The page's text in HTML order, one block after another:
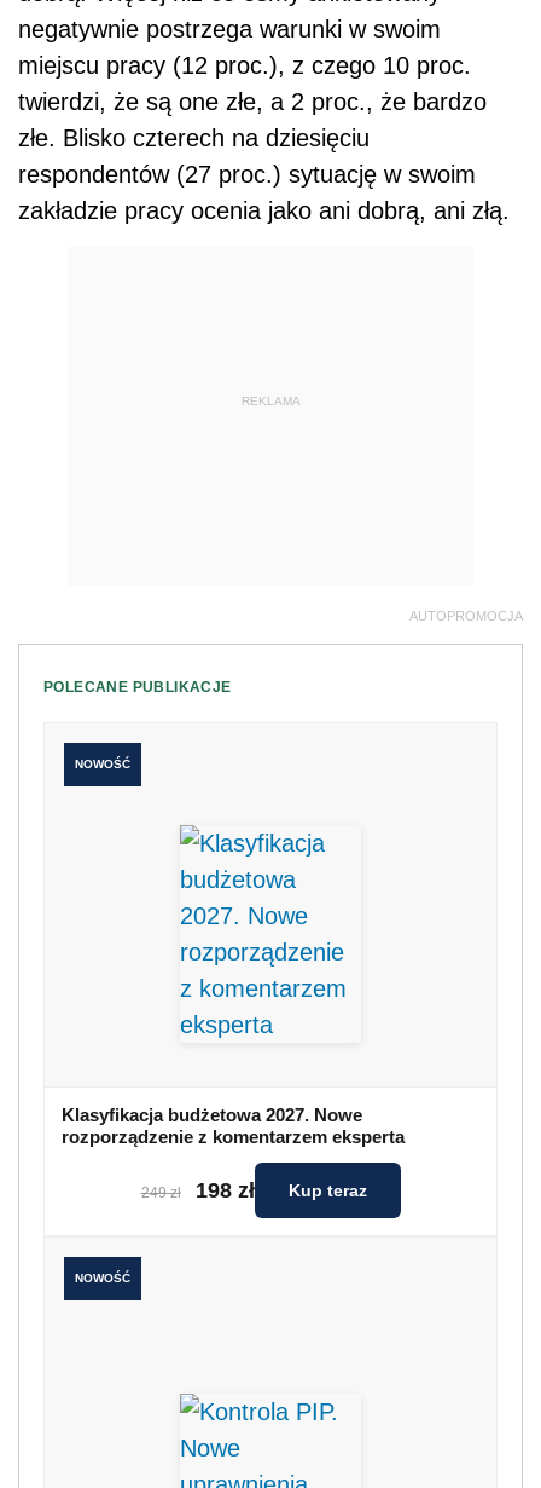
negatywnie postrzega warunki w swoim
miejscu pracy (12 proc.), z czego 10 proc.
twierdzi, że są one złe, a 2 proc., że bardzo
złe. Blisko czterech na dziesięciu
respondentów (27 proc.) sytuację w swoim
zakładzie pracy ocenia jako ani dobrą, ani złą.
REKLAMA
AUTOPROMOCJA
POLECANE PUBLIKACJE
NOWOŚĆ
Klasyfikacja budżetowa 2027. Nowe
rozporządzenie z komentarzem eksperta
249 zł 198 zł Kup teraz
NOWOŚĆ